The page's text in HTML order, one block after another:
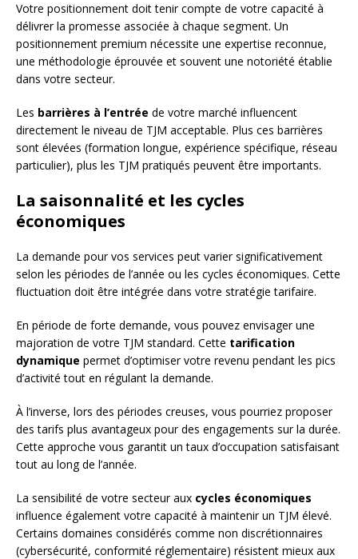
Votre positionnement doit tenir compte de votre capacité à
délivrer la promesse associée à chaque segment. Un
positionnement premium nécessite une expertise reconnue,
une méthodologie éprouvée et souvent une notoriété établie
dans votre secteur.
Les barrières à l’entrée de votre marché influencent
directement le niveau de TJM acceptable. Plus ces barrières
sont élevées (formation longue, expérience spécifique, réseau
particulier), plus les TJM pratiqués peuvent être importants.
La saisonnalité et les cycles
économiques
La demande pour vos services peut varier significativement
selon les périodes de l’année ou les cycles économiques. Cette
fluctuation doit être intégrée dans votre stratégie tarifaire.
En période de forte demande, vous pouvez envisager une
majoration de votre TJM standard. Cette tarification
dynamique permet d’optimiser votre revenu pendant les pics
d’activité tout en régulant la demande.
À l’inverse, lors des périodes creuses, vous pourriez proposer
des tarifs plus avantageux pour des engagements sur la durée.
Cette approche vous garantit un taux d’occupation satisfaisant
tout au long de l’année.
La sensibilité de votre secteur aux cycles économiques
influence également votre capacité à maintenir un TJM élevé.
Certains domaines considérés comme non discrétionnaires
(cybersécurité, conformité réglementaire) résistent mieux aux